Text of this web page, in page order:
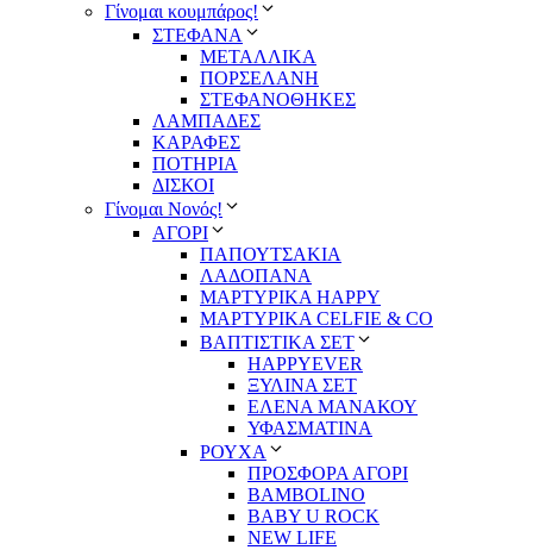
Γίνομαι κουμπάρος!
ΣΤΕΦΑΝΑ
ΜΕΤΑΛΛΙΚΑ
ΠΟΡΣΕΛΑΝΗ
ΣΤΕΦΑΝΟΘΗΚΕΣ
ΛΑΜΠΑΔΕΣ
ΚΑΡΑΦΕΣ
ΠΟΤΗΡΙΑ
ΔΙΣΚΟΙ
Γίνομαι Νονός!
ΑΓΟΡΙ
ΠΑΠΟΥΤΣΑΚΙΑ
ΛΑΔΟΠΑΝΑ
ΜΑΡΤΥΡΙΚΑ HAPPY
ΜΑΡΤΥΡΙΚΑ CELFIE & CO
ΒΑΠΤΙΣΤΙΚΑ ΣΕΤ
HAPPYEVER
ΞΥΛΙΝΑ ΣΕΤ
ΕΛΕΝΑ ΜΑΝΑΚΟΥ
ΥΦΑΣΜΑΤΙΝΑ
ΡΟΥΧΑ
ΠΡΟΣΦΟΡΑ ΑΓΟΡΙ
BAMBOLINO
BABY U ROCK
NEW LIFE